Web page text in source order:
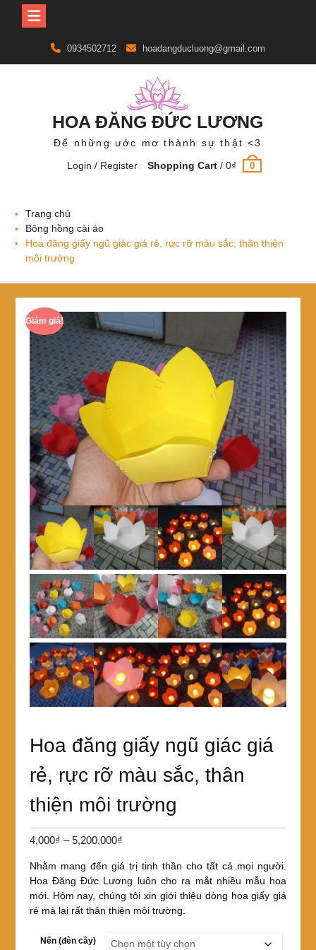
content
0934502712 hoadangducluong@gmail.com
HOA ĐĂNG ĐỨC LƯƠNG
Để những ước mơ thành sự thật <3
Login / Register
Shopping Cart /0₫ 0
Trang chủ
Bông hồng cài áo
Hoa đăng giấy ngũ giác giá rẻ, rực rỡ màu sắc, thân thiện
môi trường
Giảm giá!
Hoa đăng giấy ngũ giác giá
rẻ, rực rỡ màu sắc, thân
thiện môi trường
4,000₫ – 5,200,000₫Khoảng
từ
4,000₫
đến
5,200,000₫
Nhằm mang đến giá trị tinh thần cho tất cả mọi người.
Hoa Đăng Đức Lương luôn cho ra mắt nhiều mẫu hoa
mới. Hôm nay, chúng tôi xin giới thiệu dòng hoa giấy giá
rẻ mà lại rất thân thiện môi trường.
Nến (đèn cầy)